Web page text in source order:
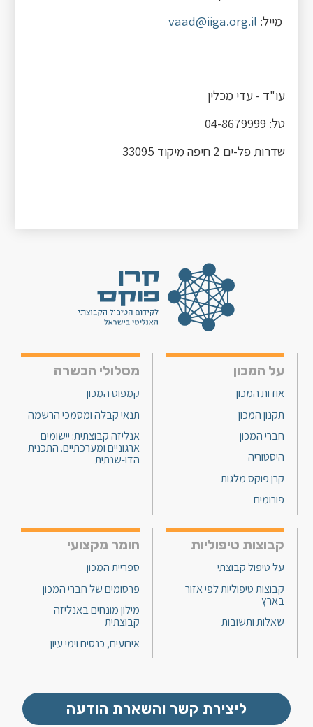
מייל: vaad@iiga.org.il
עו"ד - עדי מכלין
טל: 04-8679999
שדרות פל-ים 2 חיפה מיקוד 33095
על המכון
אודות המכון
תקנון המכון
חברי המכון
היסטוריה
קרן פוקס מלגות
פורומים
מסלולי הכשרה
קמפוס המכון
תנאי קבלה ומסמכי הרשמה
אנליזה קבוצתית: יישומים
ארגוניים ומערכתיים. התכנית
הדו-שנתית
קבוצות טיפוליות
על טיפול קבוצתי
קבוצות טיפוליות לפי אזור
בארץ
שאלות ותשובות
חומר מקצועי
ספריית המכון
פרסומים של חברי המכון
מילון מונחים באנליזה
קבוצתית
אירועים, כנסים וימי עיון
ליצירת קשר והשארת הודעה